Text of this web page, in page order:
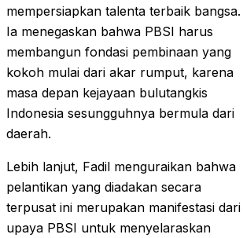
mempersiapkan talenta terbaik bangsa.
Ia menegaskan bahwa PBSI harus
membangun fondasi pembinaan yang
kokoh mulai dari akar rumput, karena
masa depan kejayaan bulutangkis
Indonesia sesungguhnya bermula dari
daerah.
Lebih lanjut, Fadil menguraikan bahwa
pelantikan yang diadakan secara
terpusat ini merupakan manifestasi dari
upaya PBSI untuk menyelaraskan